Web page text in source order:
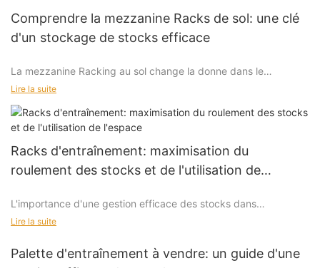
Comprendre la mezzanine Racks de sol: une clé
d'un stockage de stocks efficace
La mezzanine Racking au sol change la donne dans le
stockage des stocks, offrant aux entreprises un avantage
opérationnelle. Cette solution de stockage innovante offre un
double de la capacité de stockage, permettant aux entreprises
d'optimiser leur espace vertical et d'améliorer leurs résultats.
Avantages du système de cale de sol mezzanine
avantages. Voici quelques-uns des principaux avantages:
Lire la suite
Racks d'entraînement: maximisation du
roulement des stocks et de l'utilisation de
L'importance d'une gestion efficace des stocks dans
l'entreposage moderne
Les entrepôts modernes sont confrontés à de nombreux défis,
notamment une augmentation des volumes d'inventaire, un
Lire la suite
Palette d'entraînement à vendre: un guide d'une